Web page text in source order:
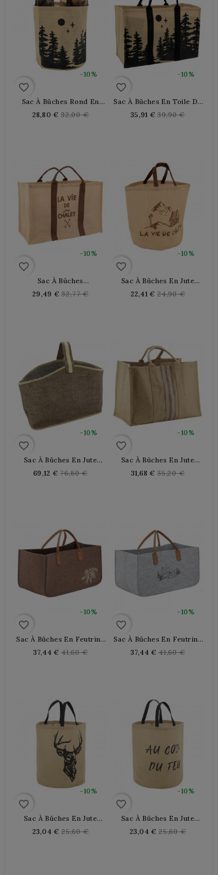
-10%
favorite_border
Sac À Bûches Rond En
Toile De Jute Décor Forêt
Sapin
28,80 € Regular
32,00 €
-10%
favorite_border
Sac À Bûches En Toile De
Jute Décor Forêt Sapin
35,91 € Regular
39,90 €
-10%
favorite_border
Sac À Bûches
Rectangulaire En Jute
Naturel, Décor Montagne
29,49 € Regular
32,77 €
-10%
favorite_border
Sac À Bûches En Jute
Naturel, Décor Montagne
22,41 € Regular
24,90 €
-10%
favorite_border
Sac À Bûches En Jute
Naturel Et Teinté Marron
69,12 € Regular
76,80 €
-10%
favorite_border
Sac À Bûches En Jute
Naturel
31,68 € Regular
35,20 €
-10%
favorite_border
Sac À Bûches En Feutrine
Marron Décor Pommes
De Pin
37,44 € Regular
41,60 €
-10%
favorite_border
Sac À Bûches En Feutrine
Grise Décor Montagne
37,44 € Regular
41,60 €
-10%
favorite_border
Sac À Bûches En Jute
Naturel Motif Cerf
23,04 € Regular
25,60 €
-10%
favorite_border
Sac À Bûches En Jute
Naturel "AU COIN DU
FEU"
23,04 € Regular
25,60 €